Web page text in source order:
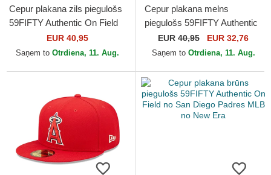
Cepur plakana zils piegulošs
59FIFTY Authentic On Field
Game no Los Angeles
Dodgers MLB no New Era
EUR 40,95
Saņem to Otrdiena, 11. Aug.
Cepur plakana melns
piegulošs 59FIFTY Authentic
On Field Game no Chicago
White Sox MLB no New Era
EUR 40,95 EUR 32,76
Saņem to Otrdiena, 11. Aug.